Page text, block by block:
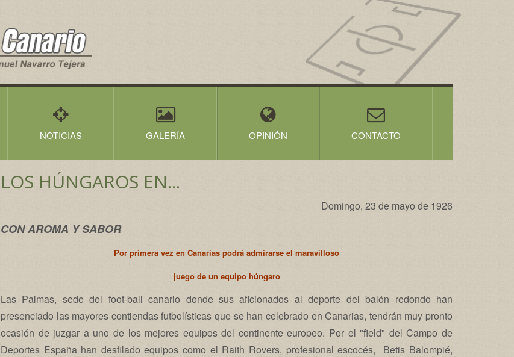
NOTICIAS GALERÍA OPINIÓN CONTACTO
LOS HÚNGAROS EN...
Domingo, 23 de mayo de 1926
CON AROMA Y SABOR
Por primera vez en Canarias podrá admirarse el maravilloso
juego de un equipo húngaro
Las Palmas, sede del foot-ball canario donde sus aficionados al deporte del balón redondo han
presenciado las mayores contiendas futbolísticas que se han celebrado en Canarias, tendrán muy pronto
ocasión de juzgar a uno de los mejores equipos del continente europeo. Por el "field" del Campo de
Deportes España han desfilado equipos como el Raith Rovers, profesional escocés, Betis Balompié,